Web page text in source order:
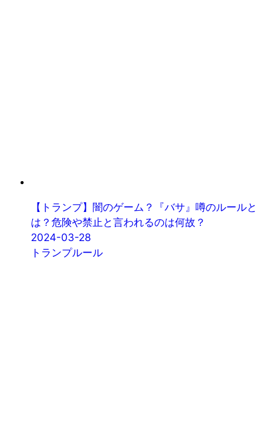
【トランプ】闇のゲーム？『バサ』噂のルールと
は？危険や禁止と言われるのは何故？
2024-03-28
トランプルール